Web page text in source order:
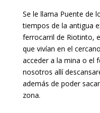
Se le llama Puente de
tiempos de la antigua
ferrocarril de Riotinto,
que vivían en el
acceder a la mina o el
nosotros allí
además de poder
zona.